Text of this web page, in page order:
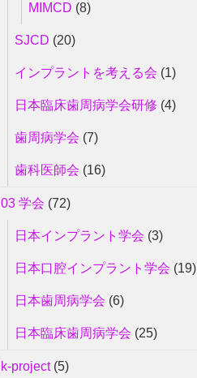
MIMCD (8)
SJCD (20)
インプラントを考える会 (1)
日本臨床歯周病学会研修 (4)
歯周病学会 (7)
歯科医師会 (16)
03 学会 (72)
日本インプラント学会 (3)
日本口腔インプラント学会 (19)
日本歯周病学会 (6)
日本臨床歯周病学会 (25)
k-project(5)